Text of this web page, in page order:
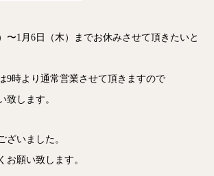
〜1月6日（木）までお休みさせて頂きたいと
9時より通常営業させて頂きますので
致します。
ざいました。
お願い致します。